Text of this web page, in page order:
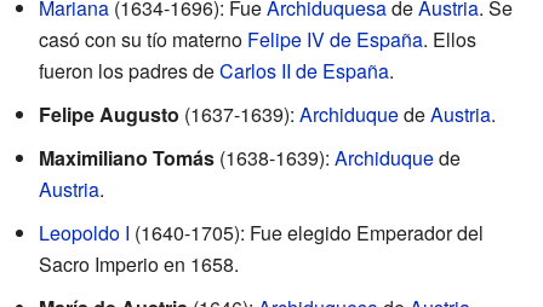
Mariana (1634-1696): FueArchiduquesadeAustria. Se
casó con su tío materno Felipe IV de España. Ellos
fueron los padres deCarlos II de España.
Felipe Augusto (1637-1639): ArchiduquedeAustria.
Maximiliano Tomás (1638-1639): Archiduquede
Austria.
Leopoldo I (1640-1705): Fue elegido Emperador del
Sacro Imperio en 1658.